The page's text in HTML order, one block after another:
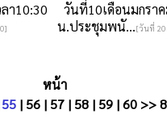
า10:30
วันที่10เดือนมกรา
น.ประชุมพนั...[วันที่
หน้า
55| 56| 57| 58| 59|60 >>